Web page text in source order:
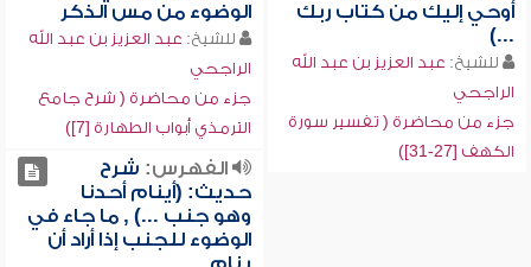
أوحي إليك من كتاب ربك
...)
للشيخ: عبد العزيز بن عبد الله
الراجحي
جزء من محاضرة ( تفسير سورة
الكهف [27-31])
الوضوء من مس الذكر
للشيخ: عبد العزيز بن عبد الله
الراجحي
جزء من محاضرة ( شرح جامع
الترمذي أبواب الطهارة [7])
الفهرس: شرح
حديث: (أينام أحدنا
وهو جنب ...) , ما جاء في
الوضوء للجنب إذا أراد أن